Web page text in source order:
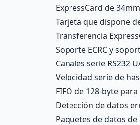
ExpressCard de
Tarjeta que dispone
Transferencia
Soporte ECRC y
Canales serie RS232
Velocidad serie de
FIFO de 128-byte
Detección de datos
Paquetes de datos de